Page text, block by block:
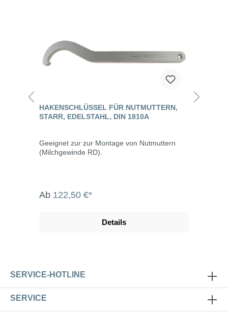
HAKENSCHLÜSSEL FÜR NUTMUTTERN,
STARR, EDELSTAHL, DIN 1810A
Geeignet zur zur Montage von Nutmuttern
(Milchgewinde RD).
Ab 122,50 €*
Details
SERVICE-HOTLINE
SERVICE